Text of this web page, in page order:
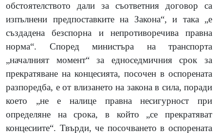
обстоятелството дали за съответния договор са
изпълнени предпоставките на Закона“, и така „е
създадена безспорна и непротиворечива правна
норма“. Според министъра на транспорта
„началният момент“ за едноседмичния срок за
прекратяване на концесията, посочен в оспорената
разпоредба, е от влизането на закона в сила, поради
което „не е налице правна несигурност при
определяне на срока, в който „се прекратяват
концесиите“. Твърди, че посочването в оспорената